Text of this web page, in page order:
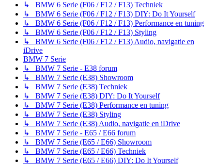
↳ BMW 6 Serie (F06 / F12 / F13) Techniek
↳ BMW 6 Serie (F06 / F12 / F13) DIY: Do It Yourself
↳ BMW 6 Serie (F06 / F12 / F13) Performance en tuning
↳ BMW 6 Serie (F06 / F12 / F13) Styling
↳ BMW 6 Serie (F06 / F12 / F13) Audio, navigatie en
iDrive
BMW 7 Serie
↳ BMW 7 Serie - E38 forum
↳ BMW 7 Serie (E38) Showroom
↳ BMW 7 Serie (E38) Techniek
↳ BMW 7 Serie (E38) DIY: Do It Yourself
↳ BMW 7 Serie (E38) Performance en tuning
↳ BMW 7 Serie (E38) Styling
↳ BMW 7 Serie (E38) Audio, navigatie en iDrive
↳ BMW 7 Serie - E65 / E66 forum
↳ BMW 7 Serie (E65 / E66) Showroom
↳ BMW 7 Serie (E65 / E66) Techniek
↳ BMW 7 Serie (E65 / E66) DIY: Do It Yourself